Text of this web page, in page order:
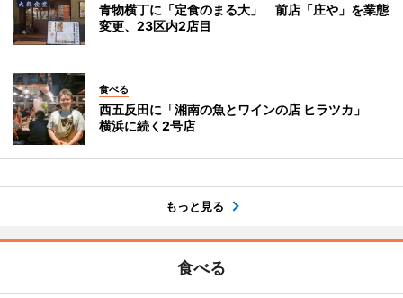
青物横丁に「定食のまる大」 前店「庄や」を業態
変更、23区内2店目
食べる
西五反田に「湘南の魚とワインの店 ヒラツカ」
横浜に続く2号店
もっと見る
食べる